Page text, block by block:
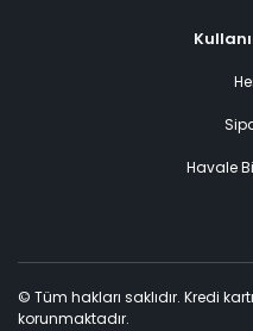
Havale
© Tüm hakları saklıdır. Kredi
korunmaktadır.